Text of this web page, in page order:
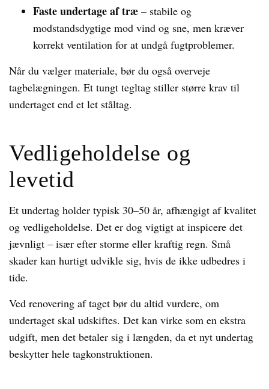
Faste undertage af træ – stabile og
modstandsdygtige mod vind og sne, men kræver
korrekt ventilation for at undgå fugtproblemer.
Når du vælger materiale, bør du også overveje
tagbelægningen. Et tungt tegltag stiller større krav til
undertaget end et let ståltag.
Vedligeholdelse og
levetid
Et undertag holder typisk 30–50 år, afhængigt af kvalitet
og vedligeholdelse. Det er dog vigtigt at inspicere det
jævnligt – især efter storme eller kraftig regn. Små
skader kan hurtigt udvikle sig, hvis de ikke udbedres i
tide.
Ved renovering af taget bør du altid vurdere, om
undertaget skal udskiftes. Det kan virke som en ekstra
udgift, men det betaler sig i længden, da et nyt undertag
beskytter hele tagkonstruktionen.